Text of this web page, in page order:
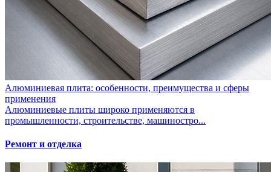
Алюминиевая плита: особенности, преимущества и сферы
применения
Алюминиевые плиты широко применяются в
промышленности, строительстве, машиностро...
Ремонт и отделка